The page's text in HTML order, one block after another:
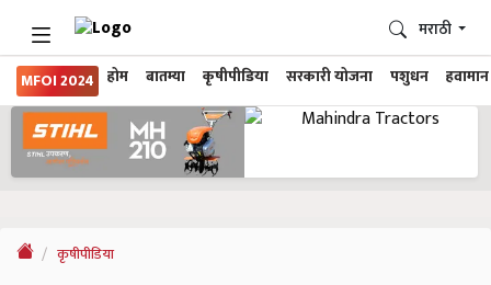
MFOI 2024 होम बातम्या कृषीपीडिया सरकारी योजना पशुधन हवामान
मराठी
कृषीपीडिया